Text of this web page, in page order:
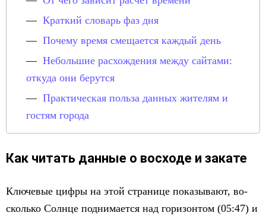
Краткий словарь фаз дня
Почему время смещается каждый день
Небольшие расхождения между сайтами:
откуда они берутся
Практическая польза данных жителям и
гостям города
Как читать данные о восходе и закате
Ключевые цифры на этой странице показывают, во-
сколько Солнце поднимается над горизонтом (05:47) и